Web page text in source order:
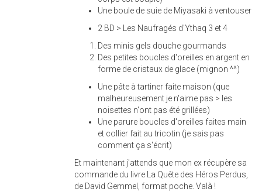
Une boule de suie de Miyasaki à ventouser
2 BD > Les Naufragés d'Ythaq 3 et 4
Des minis gels douche gourmands
Des petites boucles d'oreilles en argent en
forme de cristaux de glace (mignon ^^)
Une pâte à tartiner faite maison (que
malheureusement je n'aime pas > les
noisettes n'ont pas été grillées)
Une parure boucles d'oreilles faites main
et collier fait au tricotin (je sais pas
comment ça s'écrit)
Et maintenant j'attends que mon ex récupère sa
commande du livre La Quête des Héros Perdus,
de David Gemmel, format poche. Valà !